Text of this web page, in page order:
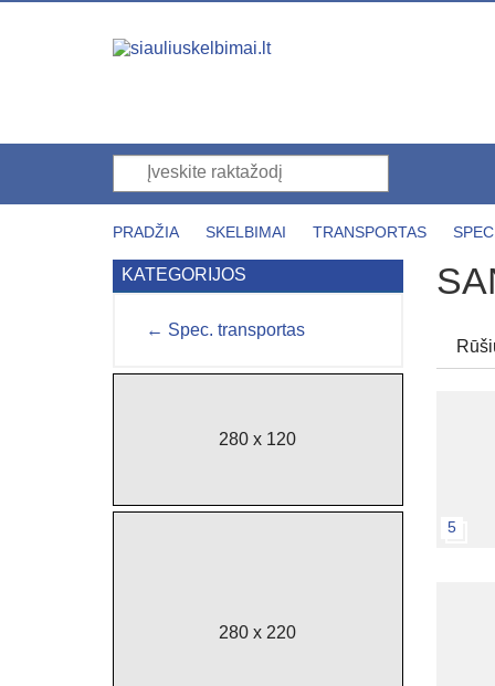
PRADŽIA SKELBIMAI TRANSPORTAS
KATEGORIJOS
← Spec. transportas
280 x 120
280 x 220
5